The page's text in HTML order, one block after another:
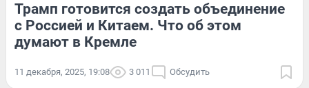
Трамп готовится создать объединение
с Россией и Китаем. Что об этом
думают в Кремле
11 декабря, 2025, 19:08 3 011 Обсудить